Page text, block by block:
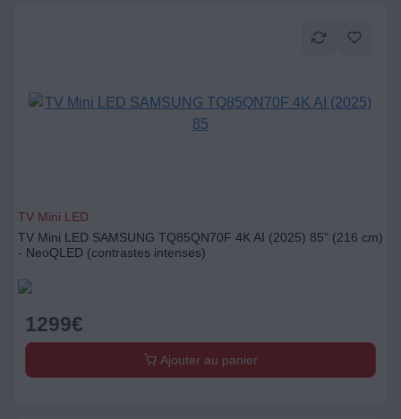
TV Mini LED
TV Mini LED SAMSUNG TQ85QN70F 4K AI (2025) 85" (216 cm)
- NeoQLED (contrastes intenses)
1299€
Ajouter au panier